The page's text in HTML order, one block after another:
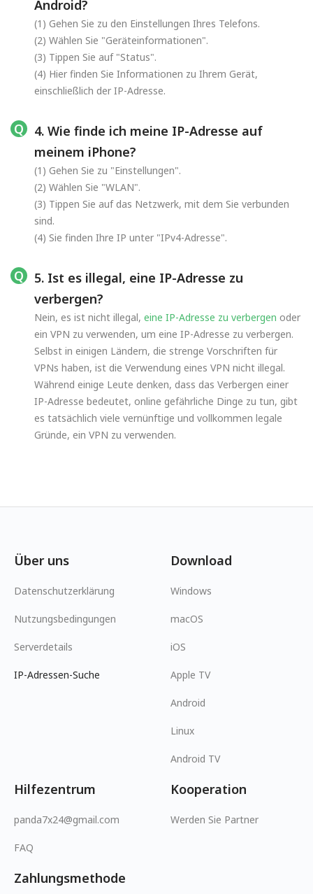
Android?
(1) Gehen Sie zu den Einstellungen Ihres Telefons.
(2) Wählen Sie "Geräteinformationen".
(3) Tippen Sie auf "Status".
(4) Hier finden Sie Informationen zu Ihrem Gerät,
einschließlich der IP-Adresse.
4. Wie finde ich meine IP-Adresse auf
meinem iPhone?
(1) Gehen Sie zu "Einstellungen".
(2) Wählen Sie "WLAN".
(3) Tippen Sie auf das Netzwerk, mit dem Sie verbunden
sind.
(4) Sie finden Ihre IP unter "IPv4-Adresse".
5. Ist es illegal, eine IP-Adresse zu
verbergen?
Nein, es ist nicht illegal, eine IP-Adresse zu verbergen oder
ein VPN zu verwenden, um eine IP-Adresse zu verbergen.
Selbst in einigen Ländern, die strenge Vorschriften für
VPNs haben, ist die Verwendung eines VPN nicht illegal.
Während einige Leute denken, dass das Verbergen einer
IP-Adresse bedeutet, online gefährliche Dinge zu tun, gibt
es tatsächlich viele vernünftige und vollkommen legale
Gründe, ein VPN zu verwenden.
Über uns
Datenschutzerklärung
Nutzungsbedingungen
Serverdetails
IP-Adressen-Suche
Download
Windows
macOS
iOS
Apple TV
Android
Linux
Android TV
Hilfezentrum
panda7x24@gmail.com
FAQ
Kooperation
Werden Sie Partner
Zahlungsmethode